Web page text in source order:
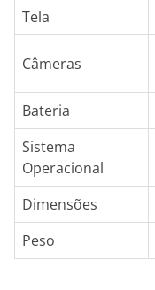
Tela
Câmeras
Bateria
Sistema
Operacional
Dimensões
Peso